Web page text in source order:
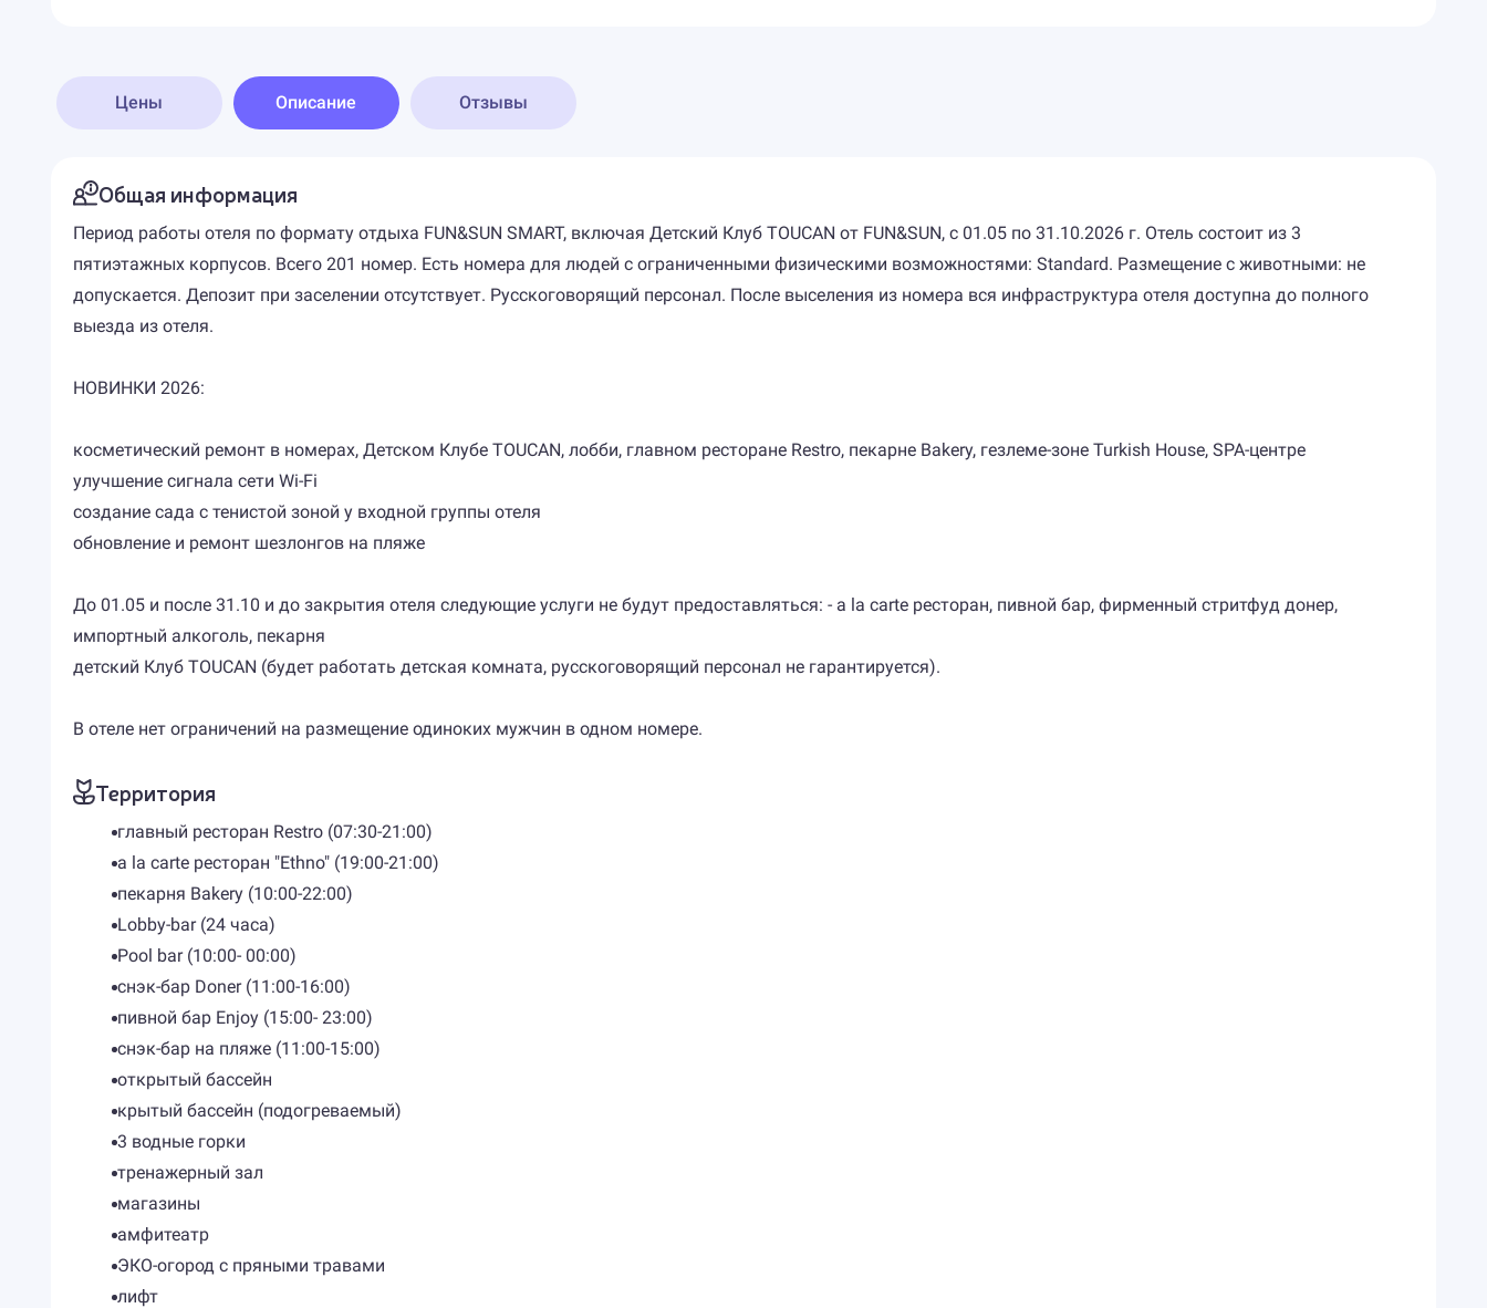
Цены Описание Отзывы
Общая информация
Период работы отеля по формату отдыха FUN&SUN SMART, включая Детский Клуб TOUCAN от FUN&SUN, c 01.05 по 31.10.2026 г. Отель состоит из 3
пятиэтажных корпусов. Всего 201 номер. Есть номера для людей с ограниченными физическими возможностями: Standard. Размещение с животными: не
допускается. Депозит при заселении отсутствует. Русскоговорящий персонал. После выселения из номера вся инфраструктура отеля доступна до полного
выезда из отеля.
НОВИНКИ 2026:
косметический ремонт в номерах, Детском Клубе TOUCAN, лобби, главном ресторане Restro, пекарне Bakery, гезлеме-зоне Turkish House, SPA-центре
улучшение сигнала сети Wi-Fi
создание сада с тенистой зоной у входной группы отеля
обновление и ремонт шезлонгов на пляже
До 01.05 и после 31.10 и до закрытия отеля следующие услуги не будут предоставляться: - a la carte ресторан, пивной бар, фирменный стритфуд донер,
импортный алкоголь, пекарня
детский Клуб TOUCAN (будет работать детская комната, русскоговорящий персонал не гарантируется).
В отеле нет ограничений на размещение одиноких мужчин в одном номере.
Территория
главный ресторан Restro (07:30-21:00)
a la carte ресторан "Ethno" (19:00-21:00)
пекарня Bakery (10:00-22:00)
Lobby-bar (24 часа)
Pool bar (10:00- 00:00)
снэк-бар Doner (11:00-16:00)
пивной бар Enjoy (15:00- 23:00)
снэк-бар на пляже (11:00-15:00)
​открытый бассейн
крытый бассейн (подогреваемый)
3 водные горки
тренажерный зал
магазины
амфитеатр
ЭКО-огород с пряными травами
лифт